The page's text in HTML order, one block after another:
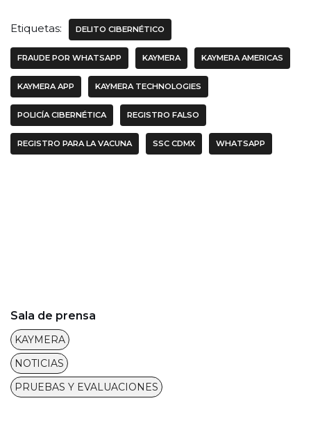
Etiquetas: DELITO CIBERNÉTICO
FRAUDE POR WHATSAPP KAYMERA KAYMERA AMERICAS
KAYMERA APP KAYMERA TECHNOLOGIES
POLICÍA CIBERNÉTICA REGISTRO FALSO
REGISTRO PARA LA VACUNA SSC CDMX WHATSAPP
Sala de prensa
KAYMERA
NOTICIAS
PRUEBAS Y EVALUACIONES